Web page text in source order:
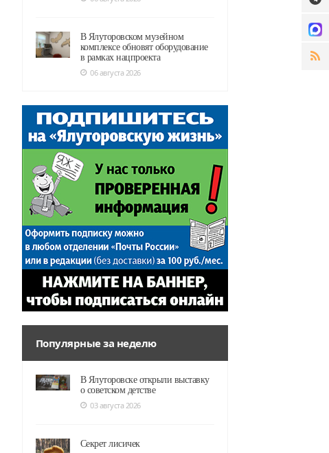
В Ялуторовском музейном
комплексе обновят оборудование
в рамках нацпроекта
06 августа 2026
Популярные за неделю
В Ялуторовске открыли выставку
о советском детстве
03 августа 2026
Секрет лисичек